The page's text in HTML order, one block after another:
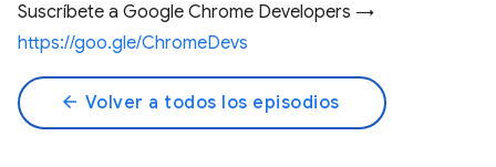
Suscríbete a Google Chrome Developers →
https://goo.gle/ChromeDevs
arrow_back Volver a todos los episodios